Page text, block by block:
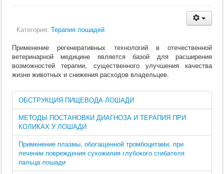
Категория: Терапия лошадей
Применение регенеративных технологий в отечественной
ветеринарной медицине является базой для расширения
возможностей терапии, существенного улучшения качества
жизни животных и снижения расходов владельцев.
ОБСТРУКЦИЯ ПИЩЕВОДА ЛОШАДИ
МЕТОДЫ ПОСТАНОВКИ ДИАГНОЗА И ТЕРАПИЯ ПРИ
КОЛИКАХ У ЛОШАДИ
Применение плазмы, обогащенной тромбоцитами, при
лечении повреждения сухожилия глубокого сгибателя
пальца лошади